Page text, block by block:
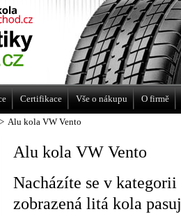
> Alu kola VW Vento
Alu kola VW Vento
Nacházíte se v
zobrazená litá kola
Alu kola
Certifikace Vše o nákupu O firmě